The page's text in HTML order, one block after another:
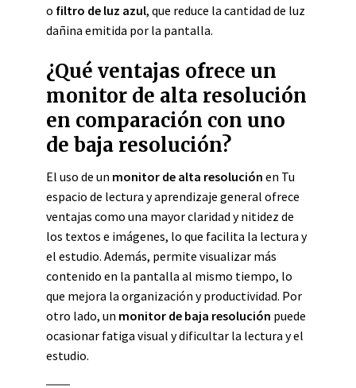
o filtro de luz azul, que reduce la cantidad de luz
dañina emitida por la pantalla.
¿Qué ventajas ofrece un
monitor de alta resolución
en comparación con uno
de baja resolución?
El uso de un monitor de alta resolución en Tu
espacio de lectura y aprendizaje general ofrece
ventajas como una mayor claridad y nitidez de
los textos e imágenes, lo que facilita la lectura y
el estudio. Además, permite visualizar más
contenido en la pantalla al mismo tiempo, lo
que mejora la organización y productividad. Por
otro lado, un monitor de baja resolución puede
ocasionar fatiga visual y dificultar la lectura y el
estudio.